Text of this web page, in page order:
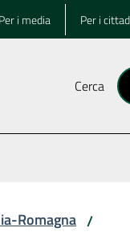
Per i media Per i
Cerca
Romagna /